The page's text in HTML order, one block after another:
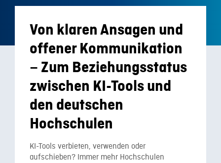
Von klaren Ansagen und
offener Kommunikation
– Zum Beziehungsstatus
zwischen KI-Tools und
den deutschen
Hochschulen
KI-Tools verbieten, verwenden oder
aufschieben? Immer mehr Hochschulen